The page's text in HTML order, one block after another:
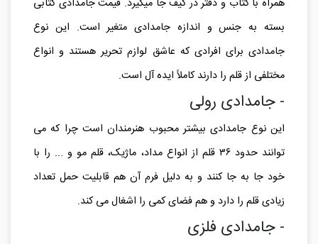
کش، پرگار، ماژیک هایلایت، چسب و ... است و به راحتی
همراه با کتاب و دفتر در کیف جا میگیرد. قیمت جامدادی کتابی
بسته به جنس و اندازه جامدادی متغیر است. این نوع
جامدادی برای افرادی که عاشق لوازم تحریر هستند و انواع
مختلفی از قلم را دارند کاملاً ایده آل است.
- جامدادی رولی
این نوع جامدادی بیشتر محبوب هنرمندان است چرا که می
توانند حدود ۳۶ قلم از انواع مداد، ماژیک، قلم مو و ... را با
خود جا به جا کنند و به دلیل فرم آن هم قابلیت حمل تعداد
زیادی قلم را دارد و هم فضای کمی را اشغال می کند.